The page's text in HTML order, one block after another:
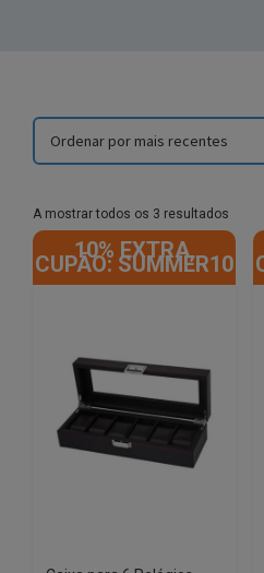
A mostrar todos os 3 resultados
by
latest
10% EXTRA,
CUPÃO: SUMMER10